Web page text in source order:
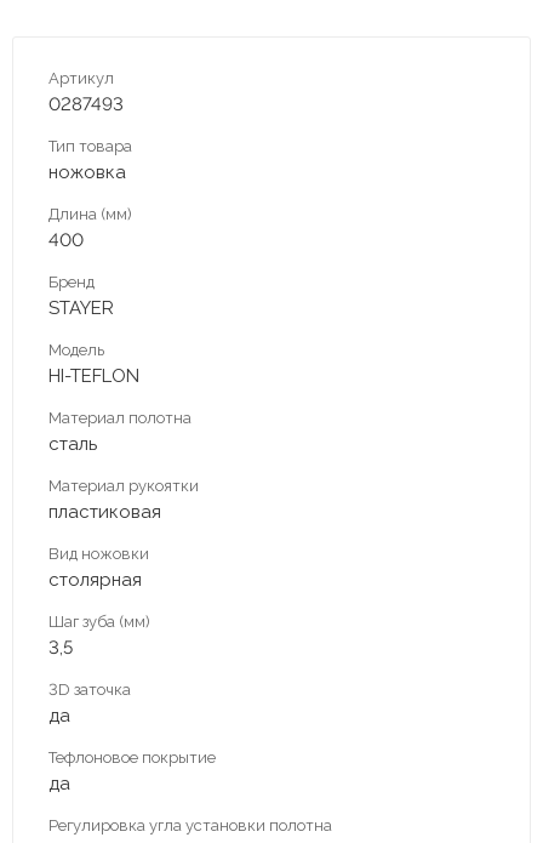
Артикул
0287493
Тип товара
ножовка
Длина (мм)
400
Бренд
STAYER
Модель
HI-TEFLON
Материал полотна
сталь
Материал рукоятки
пластиковая
Вид ножовки
столярная
Шаг зуба (мм)
3,5
3D заточка
да
Тефлоновое покрытие
да
Регулировка угла установки полотна